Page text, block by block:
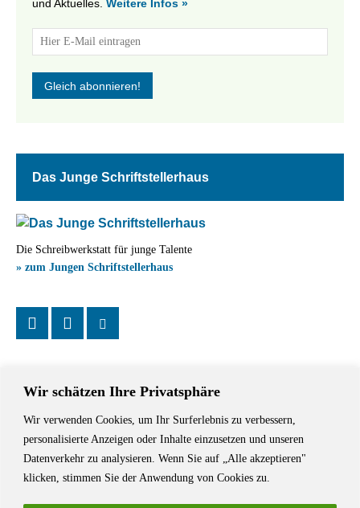
Wir schätzen Ihre Privatsphäre
Wir verwenden Cookies, um Ihr Surferlebnis zu verbessern,
personalisierte Anzeigen oder Inhalte einzusetzen und unseren
Datenverkehr zu analysieren. Wenn Sie auf „Alle akzeptieren"
klicken, stimmen Sie der Anwendung von Cookies zu.
und Aktuelles. Weitere Infos »
Das Junge Schriftstellerhaus
Die Schreibwerkstatt für junge Talente
» zum Jungen Schriftstellerhaus
Das Schriftstellerhaus ist ein beliebter Treffpunkt für Autorinnen und
Autoren aus Stuttgart und der Region sowie ein Veranstaltungsort für
Lesungen, Tagungen und Schreibwerkstätten.